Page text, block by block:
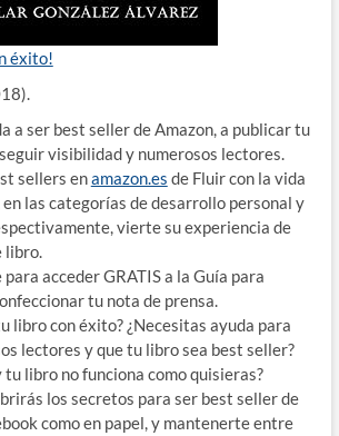
éxito!
a ser best seller de Amazon, a publicar tu
visibilidad y numerosos lectores.
sellers enamazon.es de Fluir con la vida
las categorías de desarrollo personal y
vierte su experiencia de
libro.
acceder GRATIS a la Guía para
tu nota de prensa.
libro con éxito? ¿Necesitas ayuda para
lectores y que tu libro sea best seller?
tu libro no funciona como quisieras?
los secretos para ser best seller de
como en papel, y mantenerte entre